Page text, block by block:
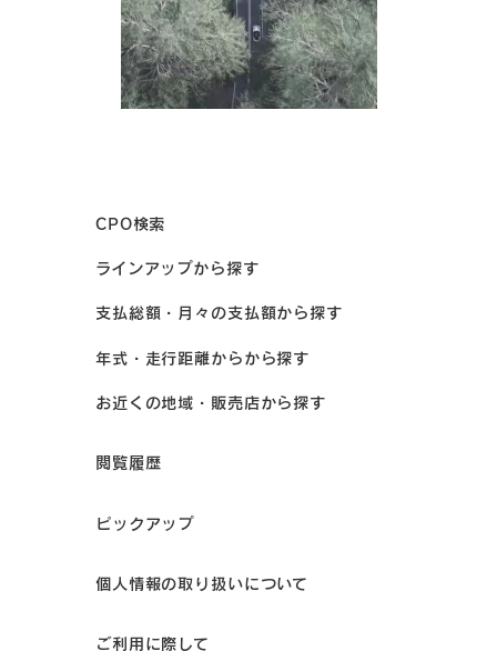
CPO検索
ラインアップから探す
支払総額・月々の支払額から探す
年式・走行距離からから探す
お近くの地域・販売店から探す
閲覧履歴
ピックアップ
個人情報の取り扱いについて
ご利用に際して